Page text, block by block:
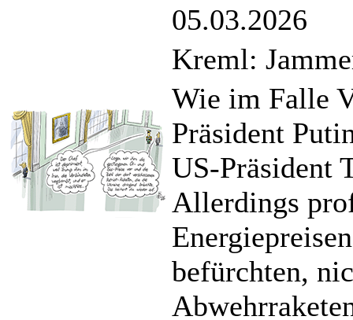
05.03.2026
Kreml:
Wie im Falle
Präsident
US-Präsident
Allerdings
befürchten,